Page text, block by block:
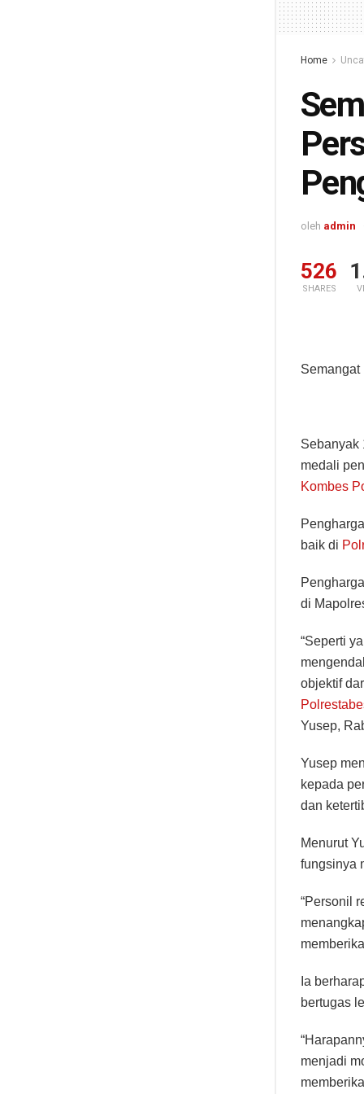
Home
oleh admin
526
SHARES
Sebanyak
medali
Kombes
baik di
di
“Seperti
objektif
Yusep,
Yusep
kepada
dan
Menurut
fungsinya
“Personil
Ia
bertugas
menjadi